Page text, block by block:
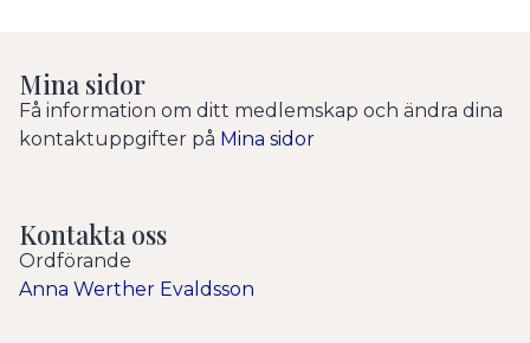
Mina sidor
Få information om ditt medlemskap och ändra dina
kontaktuppgifter på Mina sidor
Kontakta oss
Ordförande
Anna Werther Evaldsson